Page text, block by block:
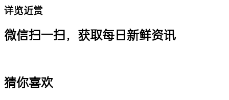
详览近赏
微信扫一扫，获取每日新鲜资讯
猜你喜欢